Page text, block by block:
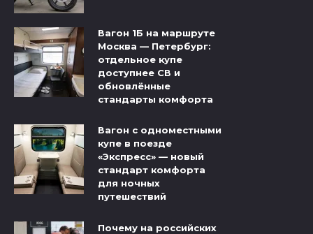
Вагон 1Б на маршруте
Москва — Петербург:
отдельное купе
доступнее СВ и
обновлённые
стандарты комфорта
Вагон с одноместными
купе в поезде
«Экспресс» — новый
стандарт комфорта
для ночных
путешествий
Почему на российских